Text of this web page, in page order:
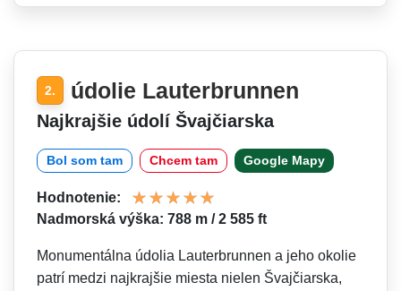
2. údolie Lauterbrunnen
Najkrajšie údolí Švajčiarska
Bol som tam Chcem tam Google Mapy
Hodnotenie:
Nadmorská výška: 788 m / 2 585 ft
Monumentálna údolia Lauterbrunnen a jeho okolie
patrí medzi najkrajšie miesta nielen Švajčiarska,